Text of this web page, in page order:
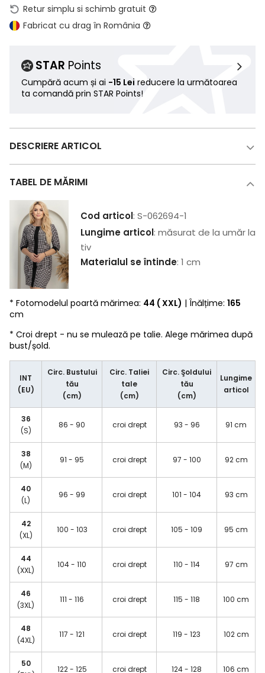
Retur simplu si schimb gratuit
Fabricat cu drag în România
STAR Points
Cumpără acum și ai -15 Lei reducere la următoarea
ta comandă prin STAR Points!
DESCRIERE ARTICOL
TABEL DE MĂRIMI
Cod articol: S-062694-1
Lungime articol: măsurat de la umăr la
tiv
Materialul se întinde: 1 cm
* Fotomodelul poartă mărimea: 44 ( XXL) | Înălțime: 165
cm
* Croi drept - nu se mulează pe talie. Alege mărimea după
bust/șold.
INT
(EU)
Circ. Bustului
tău
(cm)
Circ. Taliei
tale
(cm)
Circ. Şoldului
tău
(cm)
Lungime
articol
36
(S)
86 - 90 croi drept 93 - 96 91 cm
38
(M)
91 - 95 croi drept 97 - 100 92 cm
40
(L)
96 - 99 croi drept 101 - 104 93 cm
42
(XL)
100 - 103 croi drept 105 - 109 95 cm
44
(XXL)
104 - 110 croi drept 110 - 114 97 cm
46
(3XL)
111 - 116 croi drept 115 - 118 100 cm
48
(4XL)
117 - 121 croi drept 119 - 123 102 cm
50
122 - 125 croi drept 124 - 128 106 cm